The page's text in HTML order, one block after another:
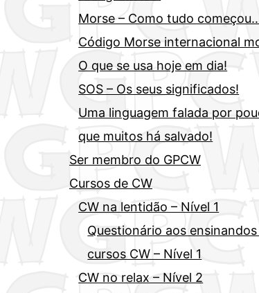
Morse – Como tudo
Código Morse internacional
O que se usa hoje em dia!
SOS – Os seus significados!
Uma linguagem falada por
que muitos há salvado!
Ser membro do GPCW
Cursos de CW
CW na lentidão – Nível 1
Questionário aos
cursos CW – Nível 1
CW no relax – Nível 2